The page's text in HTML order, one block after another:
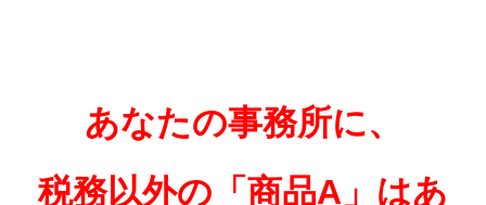
あなたの事務所に、
税務以外の「商品A」はあ